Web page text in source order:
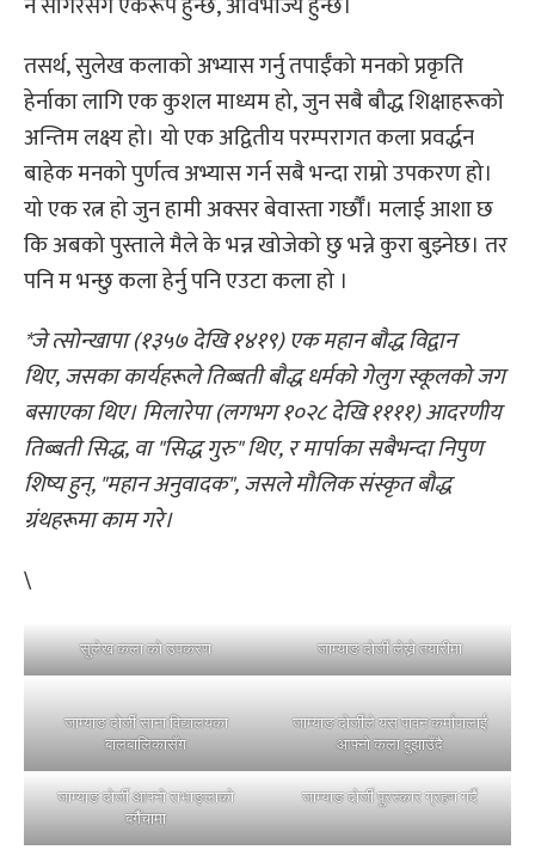
तसर्थ, सुलेख कलाको अभ्यास गर्नु तपाईँको मनको प्रकृति
हेर्नाका लागि एक कुशल माध्यम हो, जुन सबै बौद्ध शिक्षाहरूको
अन्तिम लक्ष्य हो। यो एक अद्वितीय परम्परागत कला प्रवर्द्धन
बाहेक मनको पुर्णत्व अभ्यास गर्न सबै भन्दा राम्रो उपकरण हो।
यो एक रत्न हो जुन हामी अक्सर बेवास्ता गर्छौँ। मलाई आशा छ
कि अबको पुस्ताले मैले के भन्न खोजेको छु भन्ने कुरा बुझ्नेछ। तर
पनि म भन्छु कला हेर्नु पनि एउटा कला हो ।
*जे त्सोन्खापा (१३५७ देखि १४१९) एक महान बौद्ध विद्वान
थिए,जसका कार्यहरूले तिब्बती बौद्ध धर्मको गेलुग स्कूलको जग
बसाएका थिए। मिलारेपा (लगभग १०२८ देखि ११११) आदरणीय
तिब्बती सिद्ध,वा "सिद्ध गुरु" थिए,र मार्पाका सबैभन्दा निपुण
शिष्य हुन्, "महान अनुवादक",जसले मौलिक संस्कृत बौद्ध
ग्रंथहरूमा काम गरे।
\
सुलेख कला को उपकरण जाम्याङ दोर्जी लेख्ने तयारीमा
जाम्याङ दोर्जी साना विद्यालयका
बालबालिकासँग
जाम्याङ दोर्जीले यस पावन कर्मापालाई
आफ्नो कला बुझाउँदै
जाम्याङ दोर्जी आफ्नो राभाङ्लाकाे
बगैँचामा
जाम्याङ दोर्जी पुरस्कार ग्रहण गर्दै